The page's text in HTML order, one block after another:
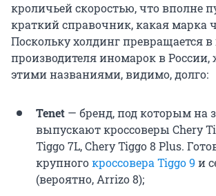
кроличьей скоростью, что вполне
краткий справочник, какая марка
Поскольку холдинг превращается в
производителя иномарок в
этими названиями, видимо, долго:
Tenet — бренд, под которым на
выпускают кроссоверы Chery
Tiggo 7L, Chery Tiggo 8 Plus.
крупногокроссовера Tiggo 9 и
(вероятно, Arrizo 8);